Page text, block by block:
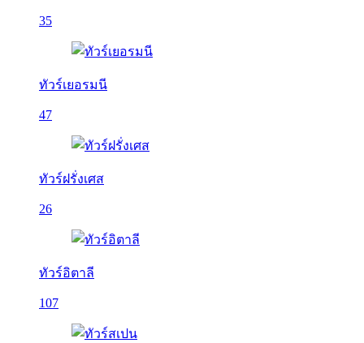
35
ทัวร์เยอรมนี
47
ทัวร์ฝรั่งเศส
26
ทัวร์อิตาลี
107